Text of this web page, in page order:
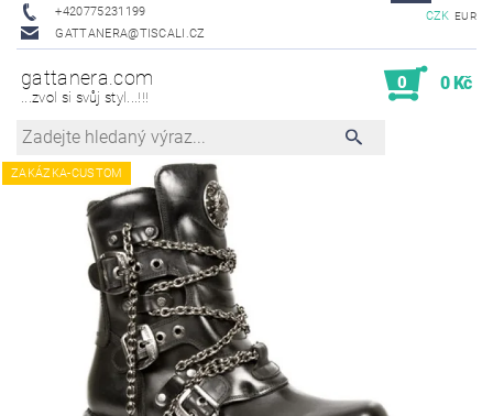
+420775231199
GATTANERA@TISCALI.CZ
CZK EUR
gattanera.com
...zvol si svůj styl...!!!
0 0 Kč
ZAKÁZKA-CUSTOM